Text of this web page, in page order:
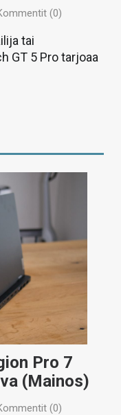
(0)
tai
GT 5 Pro tarjoaa
Pro 7
(Mainos)
(0)